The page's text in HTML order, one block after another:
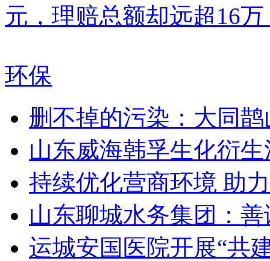
元，理赔总额却远超16
环保
删不掉的污染：大同
山东威海韩孚生化衍
持续优化营商环境 助
山东聊城水务集团：
运城安国医院开展“共